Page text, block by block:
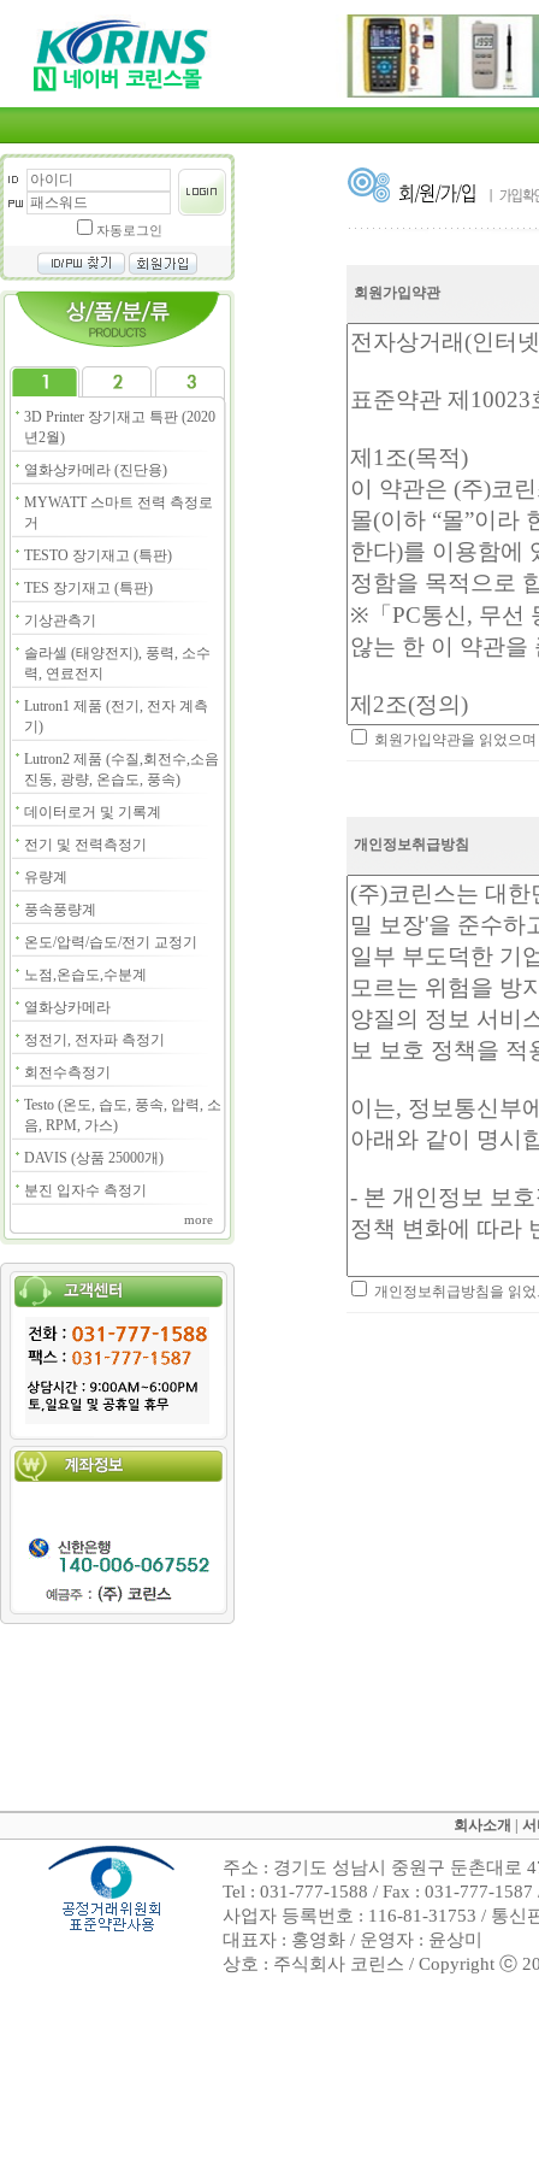
자동로그인
3D Printer 장기재고 특판 (2020
년2월)
열화상카메라 (진단용)
MYWATT 스마트 전력 측정로
거
TESTO 장기재고 (특판)
TES 장기재고 (특판)
기상관측기
솔라셀 (태양전지), 풍력, 소수
력, 연료전지
Lutron1 제품 (전기, 전자 계측
기)
Lutron2 제품 (수질,회전수,소음
진동, 광량, 온습도, 풍속)
데이터로거 및 기록계
전기 및 전력측정기
유량계
풍속풍량계
온도/압력/습도/전기 교정기
노점,온습도,수분계
열화상카메라
정전기, 전자파 측정기
회전수측정기
Testo (온도, 습도, 풍속, 압력, 소
음, RPM, 가스)
DAVIS (상품 25000개)
분진 입자수 측정기
more
회원가입약관
회원가입약관을 읽었으
개인정보취급방침
개인정보취급방침을 읽
회사소개
주소 : 경기도 성남시 중원구 둔촌대로
Tel : 031-777-1588 / Fax : 031-777-
사업자 등록번호 : 116-81-31753 / 통신
대표자 : 홍영화 / 운영자 : 윤상미
상호 : 주식회사 코린스 / Copyright ⓒ